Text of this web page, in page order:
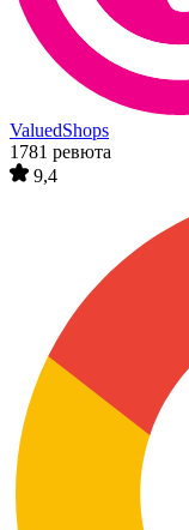
ValuedShops
1781 ревюта
9,4